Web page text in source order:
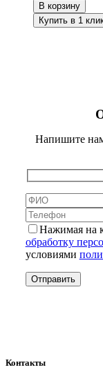
В корзину
Купить в 1
Напишите
Нажимая на
обработку
условиями
Контакты